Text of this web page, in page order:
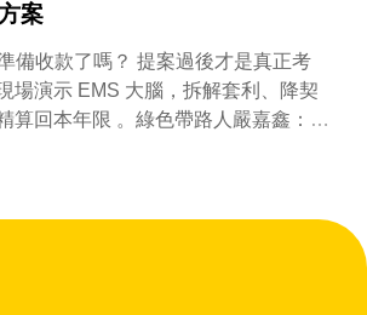
案
備收款了嗎？ 提案過後才是真正考
場演示 EMS 大腦，拆解套利、降契
算回本年限 。綠色帶路人嚴嘉鑫：